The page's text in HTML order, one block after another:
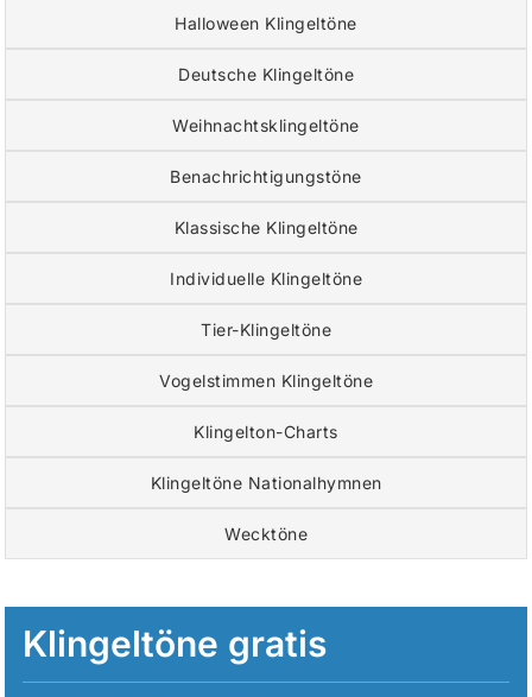
Halloween Klingeltöne
Deutsche Klingeltöne
Weihnachtsklingeltöne
Benachrichtigungstöne
Klassische Klingeltöne
Individuelle Klingeltöne
Tier-Klingeltöne
Vogelstimmen Klingeltöne
Klingelton-Charts
Klingeltöne Nationalhymnen
Wecktöne
Klingeltöne gratis